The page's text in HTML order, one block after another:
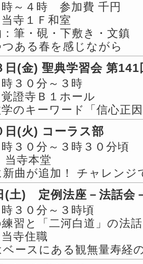
時～４時 参加費 千円
寺１Ｆ和室
筆・硯・下敷き・文鎮
ある春を感じながら
日(金) 聖典学習会 第141
３０分～３時
證寺Ｂ１ホール
のキーワード「信心正
日(火) コーラス部
３０分～３時３０分頃
当寺本堂
新曲が追加！ チャレンジ
(土) 定例法座－法話会
３０分～３時頃
習と「二河白道」の法
寺住職
ベースにある観無量寿経